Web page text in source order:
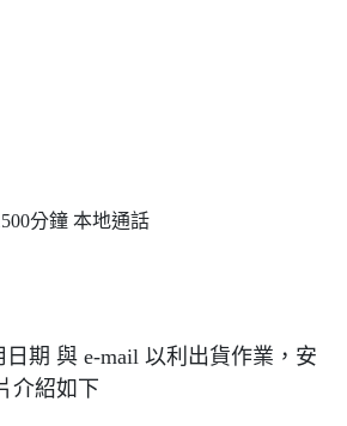
分鐘 本地通話
期 與 e-mail 以利出貨作業，安
介紹如下